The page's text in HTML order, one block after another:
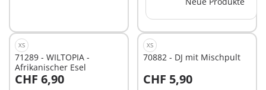
verfügbar
XS
71289 - WILTOPIA -
Afrikanischer Esel
CHF 6,90
XS
70882 - DJ mit Mischpult
CHF 5,90